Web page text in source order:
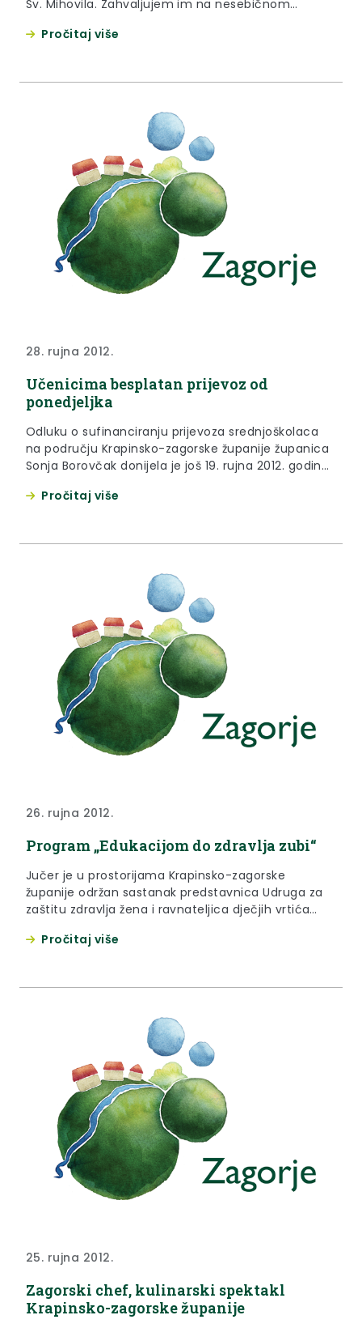
Sv. Mihovila. Zahvaljujem im na nesebičnom
našem društvu, plemenitom radu i posvećenosti
i suverene Republike Hrvatske, Dan policije i
blagdan Sv. Mihovila.“
Pročitaj više
28. rujna 2012.
Učenicima besplatan prijevoz od
ponedjeljka
Odluku o sufinanciranju prijevoza srednjoškolaca
na području Krapinsko-zagorske županije županica
Sonja Borovčak donijela je još 19. rujna 2012. godine,
sufinancirala prijevoz učenicima.
Pročitaj više
26. rujna 2012.
Program „Edukacijom do zdravlja zubi“
Jučer je u prostorijama Krapinsko-zagorske
županije održan sastanak predstavnica Udruga za
zaštitu zdravlja žena i ravnateljica dječjih vrtića
program „Edukacijom do zdravlja zubi“.
Pročitaj više
25. rujna 2012.
Zagorski chef, kulinarski spektakl
Krapinsko-zagorske županije